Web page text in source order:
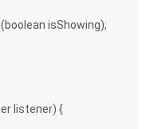
isShowing);
listener) {